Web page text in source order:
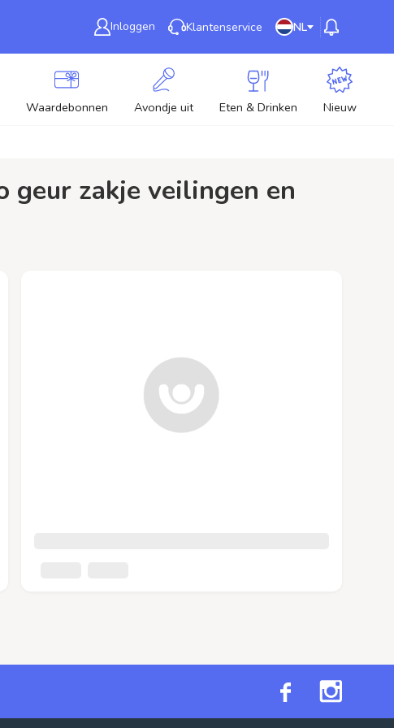
Inloggen Klantenservice NL
Waardebonnen Avondje uit Eten & Drinken Nieuw